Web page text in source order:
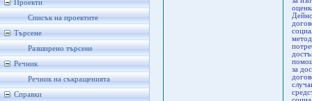
Проекти
Списък на проектите
Търсене
Разширено търсене
Речник
Речник на съкращенията
Справки
за